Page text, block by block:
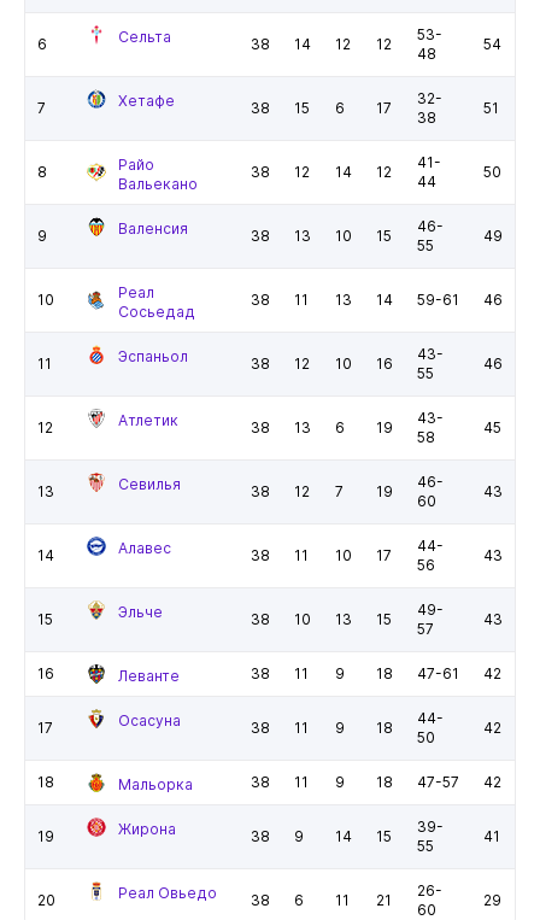
6 Сельта 38 14 12 12
53-
48
54
7 Хетафе 38 15 6 17
32-
38
51
8
Райо
Вальекано
38 12 14 12
41-
44
50
9 Валенсия 38 13 10 15
46-
55
49
10
Реал
Сосьедад
38 11 13 14 59-61 46
11 Эспаньол 38 12 10 16
43-
55
46
12 Атлетик 38 13 6 19
43-
58
45
13 Севилья 38 12 7 19
46-
60
43
14 Алавес 38 11 10 17
44-
56
43
15 Эльче 38 10 13 15
49-
57
43
16 Леванте 38 11 9 18 47-61 42
17 Осасуна 38 11 9 18
44-
50
42
18 Мальорка 38 11 9 18 47-57 42
19 Жирона 38 9 14 15
39-
55
41
20 Реал Овьедо 38 6 11 21
26-
60
29